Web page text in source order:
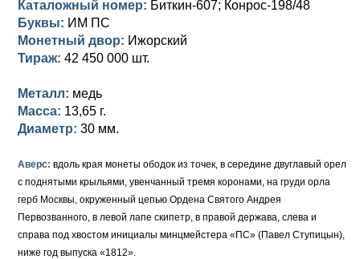
Памятные и донативные
Памятные и донативные
Для Финляндии
Памятные и донативные
Для Грузии
Русско-Польские
Для Польши
Памятные и донативные
Серебро
Медь
Для Грузии
Для Польши
Серебро
Медь
Екатерина II (1762-1796)
Золото
Серебро
Медь
Сибирские монеты
Для Молдавии и Валахии
Таврические монеты
Петр III (1762)
Елизавета I (1741-1762)
Золото
Серебро
Медь
Для Пруссии
Иоанн Антонович (1740-1741)
Анна Иоанновна (1730-1740)
Петр II (1727-1730)
Каталожный номер: Биткин-607; Конрос-198/48
Буквы: ИМ ПС
Монетный двор: Ижорский
Тираж: 42 450 000 шт.
Металл: медь
Масса: 13,65 г.
Диаметр: 30 мм.
Аверс: вдоль края монеты ободок из точек, в середине двуглавый орел
с поднятыми крыльями, увенчанный тремя коронами, на груди орла
герб Москвы, окруженный цепью Ордена Святого Андрея
Первозванного, в левой лапе скипетр, в правой держава, слева и
справа под хвостом инициалы минцмейстера «ПС» (Павел Ступицын),
ниже год выпуска «1812».